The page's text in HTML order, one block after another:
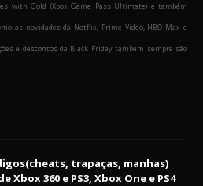
with Gold (Xbox Game Pass Ultimate) e também
as novidades da Netflix, Prime Video, HBO Max e
e descontos da Black Friday também sempre são
trapaças, manhas)
Xbox 360 e PS3, Xbox One e PS4